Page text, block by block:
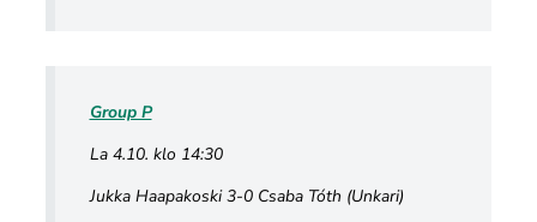
Group P
La 4.10. klo 14:30
Jukka Haapakoski 3-0 Csaba Tóth (Unkari)